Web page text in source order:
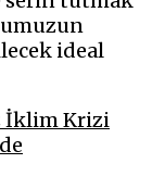
ideal
İklim Krizi